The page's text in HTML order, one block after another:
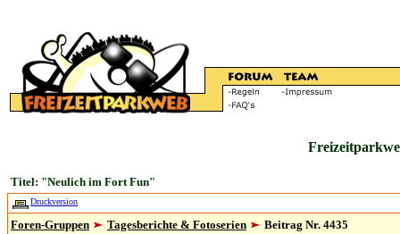
Titel: "Neulich im Fort Fun"
Druckversion
Foren-Gruppen Tagesberichte & Fotoserien Beitrag Nr. 4435